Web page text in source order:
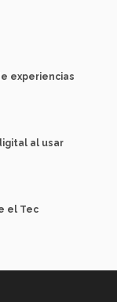
experiencias
al usar
el Tec